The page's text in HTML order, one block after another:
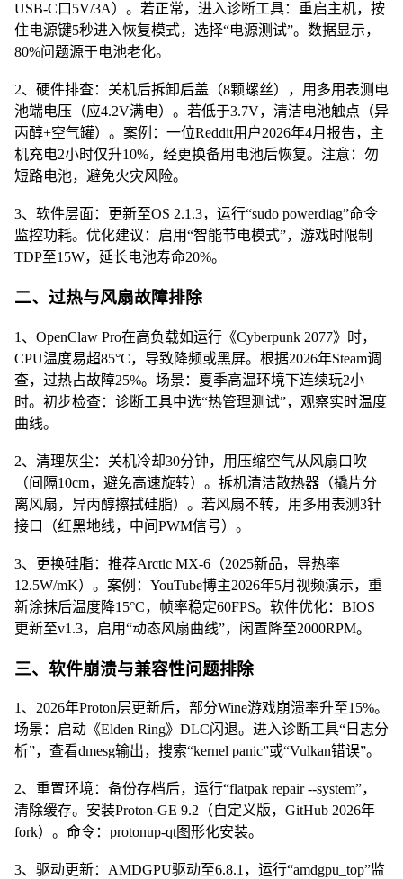
USB-C口5V/3A）。若正常，进入诊断工具：重启主机，按
住电源键5秒进入恢复模式，选择“电源测试”。数据显示，
80%问题源于电池老化。
2、硬件排查：关机后拆卸后盖（8颗螺丝），用多用表测电
池端电压（应4.2V满电）。若低于3.7V，清洁电池触点（异
丙醇+空气罐）。案例：一位Reddit用户2026年4月报告，主
机充电2小时仅升10%，经更换备用电池后恢复。注意：勿
短路电池，避免火灾风险。
3、软件层面：更新至OS 2.1.3，运行“sudo powerdiag”命令
监控功耗。优化建议：启用“智能节电模式”，游戏时限制
TDP至15W，延长电池寿命20%。
二、过热与风扇故障排除
1、OpenClaw Pro在高负载如运行《Cyberpunk 2077》时，
CPU温度易超85°C，导致降频或黑屏。根据2026年Steam调
查，过热占故障25%。场景：夏季高温环境下连续玩2小
时。初步检查：诊断工具中选“热管理测试”，观察实时温度
曲线。
2、清理灰尘：关机冷却30分钟，用压缩空气从风扇口吹
（间隔10cm，避免高速旋转）。拆机清洁散热器（撬片分
离风扇，异丙醇擦拭硅脂）。若风扇不转，用多用表测3针
接口（红黑地线，中间PWM信号）。
3、更换硅脂：推荐Arctic MX-6（2025新品，导热率
12.5W/mK）。案例：YouTube博主2026年5月视频演示，重
新涂抹后温度降15°C，帧率稳定60FPS。软件优化：BIOS
更新至v1.3，启用“动态风扇曲线”，闲置降至2000RPM。
三、软件崩溃与兼容性问题排除
1、2026年Proton层更新后，部分Wine游戏崩溃率升至15%。
场景：启动《Elden Ring》DLC闪退。进入诊断工具“日志分
析”，查看dmesg输出，搜索“kernel panic”或“Vulkan错误”。
2、重置环境：备份存档后，运行“flatpak repair --system”，
清除缓存。安装Proton-GE 9.2（自定义版，GitHub 2026年
fork）。命令：protonup-qt图形化安装。
3、驱动更新：AMDGPU驱动至6.8.1，运行“amdgpu_top”监